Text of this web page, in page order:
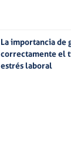
La importancia de
correctamente el
estrés laboral